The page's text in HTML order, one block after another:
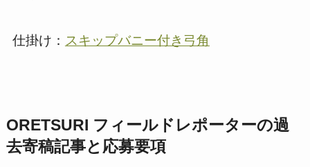
仕掛け： スキップバニー付き弓角
ORETSURI フィールドレポーターの過
去寄稿記事と応募要項